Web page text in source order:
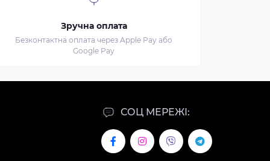
Зручна оплата
Безконтактна оплата через Apple Pay або
Google Pay
СОЦ МЕРЕЖІ: